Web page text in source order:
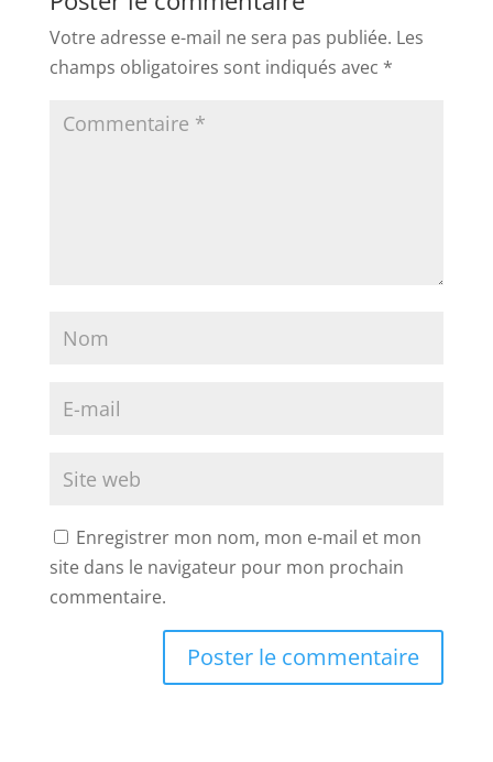
Votre adresse e-mail ne sera pas publiée. Les
champs obligatoires sont indiqués avec *
Enregistrer mon nom, mon e-mail et mon
site dans le navigateur pour mon prochain
commentaire.